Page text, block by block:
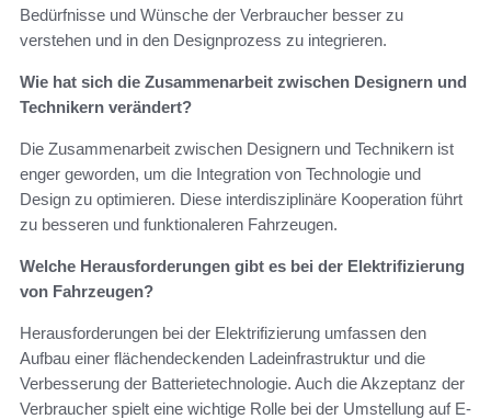
Bedürfnisse und Wünsche der Verbraucher besser zu
verstehen und in den Designprozess zu integrieren.
Wie hat sich die Zusammenarbeit zwischen Designern und
Technikern verändert?
Die Zusammenarbeit zwischen Designern und Technikern ist
enger geworden, um die Integration von Technologie und
Design zu optimieren. Diese interdisziplinäre Kooperation führt
zu besseren und funktionaleren Fahrzeugen.
Welche Herausforderungen gibt es bei der Elektrifizierung
von Fahrzeugen?
Herausforderungen bei der Elektrifizierung umfassen den
Aufbau einer flächendeckenden Ladeinfrastruktur und die
Verbesserung der Batterietechnologie. Auch die Akzeptanz der
Verbraucher spielt eine wichtige Rolle bei der Umstellung auf E-